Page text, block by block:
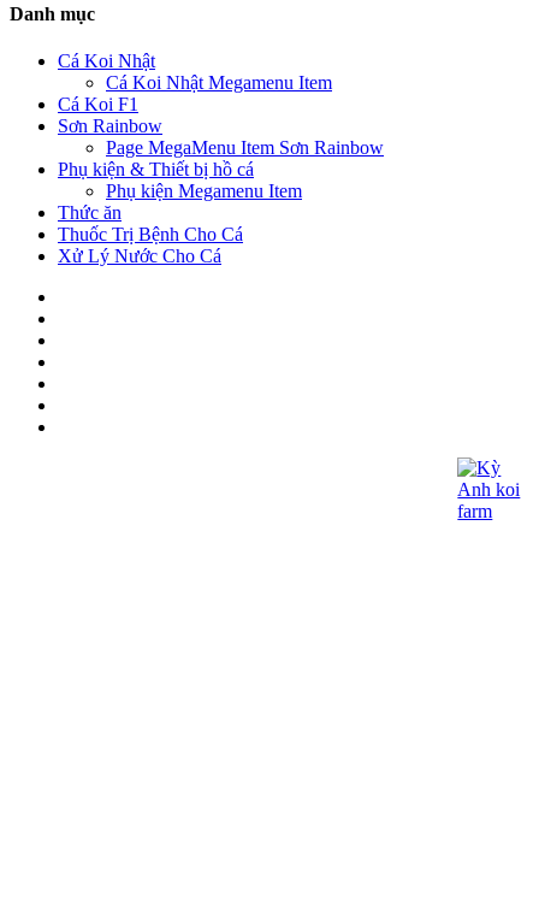
Danh mục
Cá Koi Nhật
Cá Koi Nhật Megamenu Item
Cá Koi F1
Sơn Rainbow
Page MegaMenu Item Sơn Rainbow
Phụ kiện & Thiết bị hồ cá
Phụ kiện Megamenu Item
Thức ăn
Thuốc Trị Bệnh Cho Cá
Xử Lý Nước Cho Cá